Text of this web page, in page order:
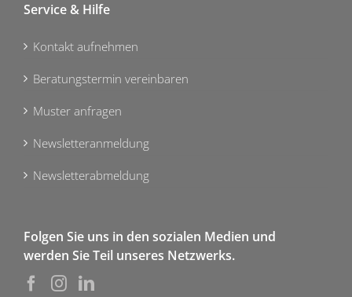
Service & Hilfe
Kontakt aufnehmen
Beratungstermin vereinbaren
Muster anfragen
Newsletteranmeldung
Newsletterabmeldung
Folgen Sie uns in den sozialen Medien und
werden Sie Teil unseres Netzwerks.